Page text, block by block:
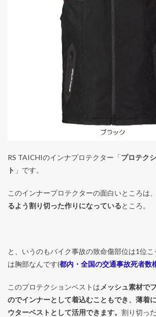
RS TAICHIのインナプロテクター「プロテク
ト 」です。
このインナープロテクターの面白いところは、
るよう割り切った作りになっているところ。
と、いうのもバイク事故の致命傷部位は1位
は胸部なんです(都内・全国の交通事故死者数
このプロテクションベストは メッシュ素材で
のでインナーとして着込むこともでき、薄着
ウターベストとして活用できます。 割り切っ